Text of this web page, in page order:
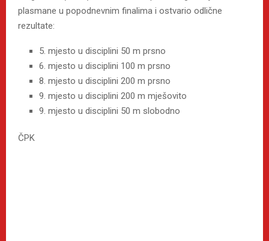
plasmane u popodnevnim finalima i ostvario odlične
rezultate:
5. mjesto u disciplini 50 m prsno
6. mjesto u disciplini 100 m prsno
8. mjesto u disciplini 200 m prsno
9. mjesto u disciplini 200 m mješovito
9. mjesto u disciplini 50 m slobodno
ČPK